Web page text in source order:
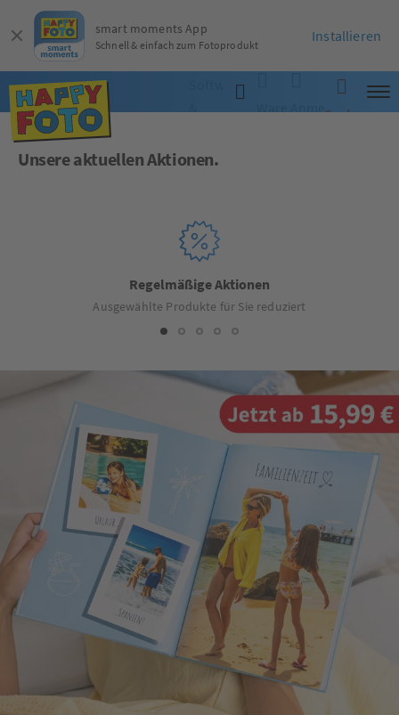
Software
WarenkorbAnmelden
Suche
Unsere aktuellen Aktionen.
Regelmäßige Aktionen
Ausgewählte Produkte für Sie reduziert
smart moments App
Schnell & einfach zum Fotoprodukt
Installieren